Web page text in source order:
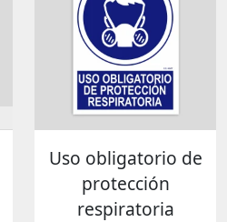
Uso obligatorio de
protección
respiratoria